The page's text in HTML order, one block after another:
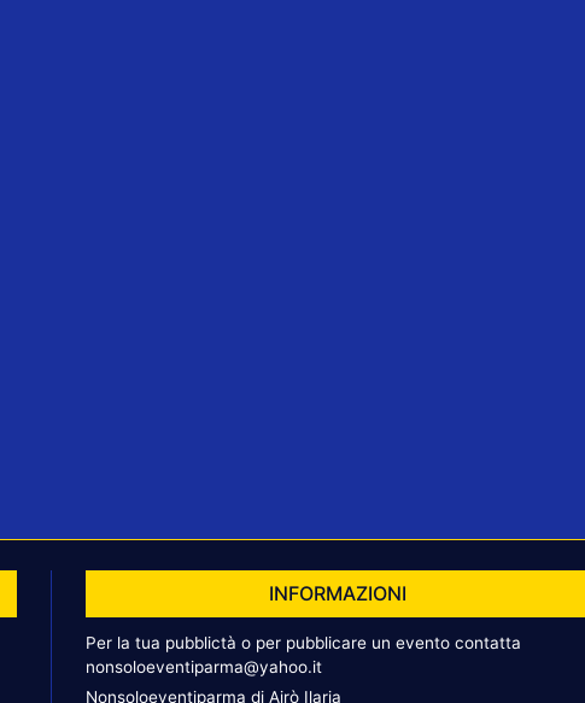
INFORMAZIONI
Per la tua pubblictà o per pubblicare un evento contatta
nonsoloeventiparma@yahoo.it
Nonsoloeventiparma di Airò Ilaria